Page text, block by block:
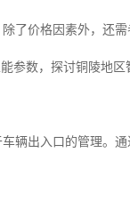
了价格因素外，还
参数，探讨铜陵地区
辆出入口的管理。